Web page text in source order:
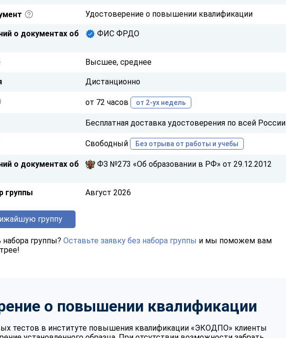
Удостоверение о повышении квалификации
о документах об
ФИС ФРДО
Высшее, среднее
Дистанционно
от 72 часов от 2-ух недель
Бесплатная доставка удостоверения по всей России
Свободный Без отрыва от работы и учебы
о документах об
ФЗ №273 «Об образовании в РФ» от 29.12.2012
группы Август 2026
группу
группы? Оставьте заявку без набора группы и мы поможем вам
о повышении квалификации
тестов в институте повышения квалификации «ЭКОДПО» клиенты